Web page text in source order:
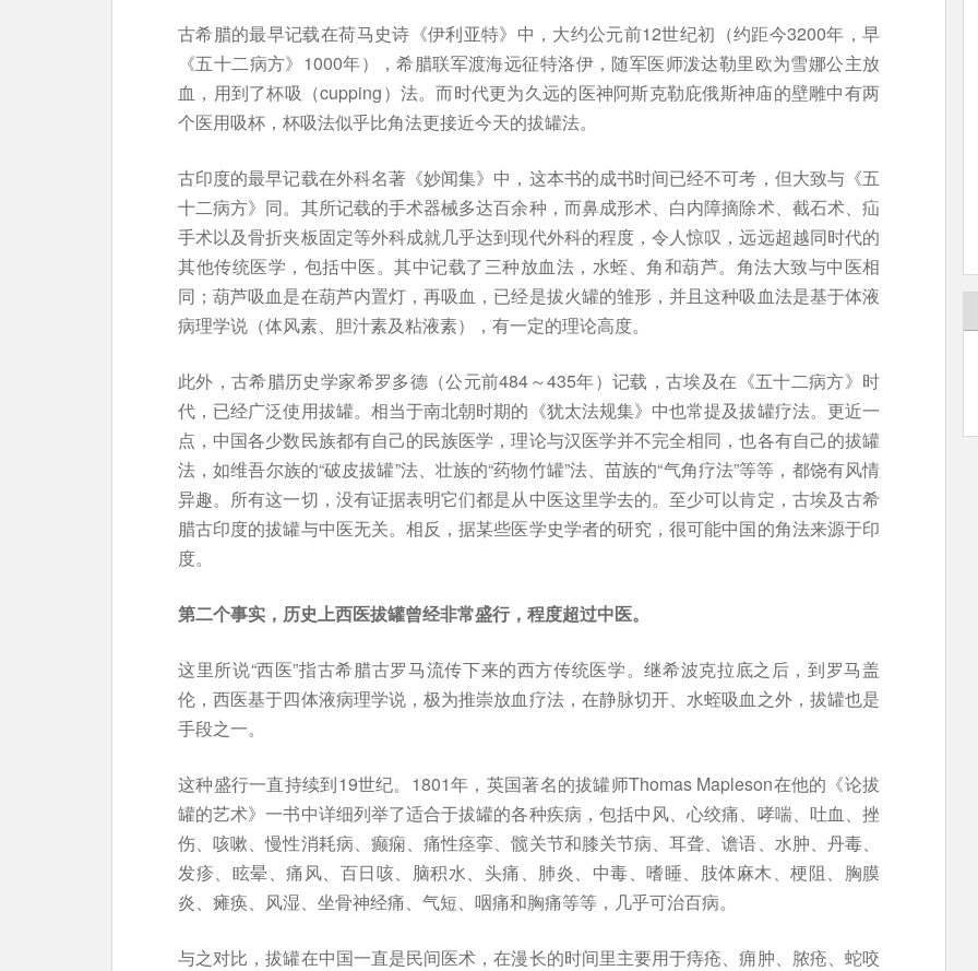
古希腊的最早记载在荷马史诗《伊利亚特》中，大约公元前12世纪初（约距今3200年，早
《五十二病方》1000年），希腊联军渡海远征特洛伊，随军医师泼达勒里欧为雪娜公主放
血，用到了杯吸（cupping）法。而时代更为久远的医神阿斯克勒庇俄斯神庙的壁雕中有两
个医用吸杯，杯吸法似乎比角法更接近今天的拔罐法。
古印度的最早记载在外科名著《妙闻集》中，这本书的成书时间已经不可考，但大致与《五
十二病方》同。其所记载的手术器械多达百余种，而鼻成形术、白内障摘除术、截石术、疝
手术以及骨折夹板固定等外科成就几乎达到现代外科的程度，令人惊叹，远远超越同时代的
其他传统医学，包括中医。其中记载了三种放血法，水蛭、角和葫芦。角法大致与中医相
同；葫芦吸血是在葫芦内置灯，再吸血，已经是拔火罐的雏形，并且这种吸血法是基于体液
病理学说（体风素、胆汁素及粘液素），有一定的理论高度。
此外，古希腊历史学家希罗多德（公元前484～435年）记载，古埃及在《五十二病方》时
代，已经广泛使用拔罐。相当于南北朝时期的《犹太法规集》中也常提及拔罐疗法。更近一
点，中国各少数民族都有自己的民族医学，理论与汉医学并不完全相同，也各有自己的拔罐
法，如维吾尔族的“破皮拔罐”法、壮族的“药物竹罐”法、苗族的“气角疗法”等等，都饶有风情
异趣。所有这一切，没有证据表明它们都是从中医这里学去的。至少可以肯定，古埃及古希
腊古印度的拔罐与中医无关。相反，据某些医学史学者的研究，很可能中国的角法来源于印
度。
第二个事实，历史上西医拔罐曾经非常盛行，程度超过中医。
这里所说“西医”指古希腊古罗马流传下来的西方传统医学。继希波克拉底之后，到罗马盖
伦，西医基于四体液病理学说，极为推崇放血疗法，在静脉切开、水蛭吸血之外，拔罐也是
手段之一。
这种盛行一直持续到19世纪。1801年，英国著名的拔罐师Thomas Mapleson在他的《论拔
罐的艺术》一书中详细列举了适合于拔罐的各种疾病，包括中风、心绞痛、哮喘、吐血、挫
伤、咳嗽、慢性消耗病、癫痫、痛性痉挛、髋关节和膝关节病、耳聋、谵语、水肿、丹毒、
发疹、眩晕、痛风、百日咳、脑积水、头痛、肺炎、中毒、嗜睡、肢体麻木、梗阻、胸膜
炎、瘫痪、风湿、坐骨神经痛、气短、咽痛和胸痛等等，几乎可治百病。
与之对比，拔罐在中国一直是民间医术，在漫长的时间里主要用于痔疮、痈肿、脓疮、蛇咬